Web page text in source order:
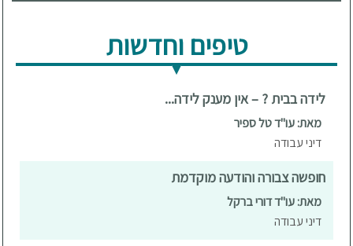
טיפים וחדשות
לידה בבית ? – אין מענק לידה...
מאת: עו"ד טל ספיר
דיני עבודה
חופשה צבורה והודעה מוקדמת
מאת: עו"ד דורי ברקל
דיני עבודה